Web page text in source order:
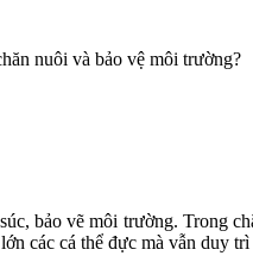
nuôi và bảo vệ môi trường?
bảo vẽ môi trường. Trong
các cá thể đực mà vẫn duy trì